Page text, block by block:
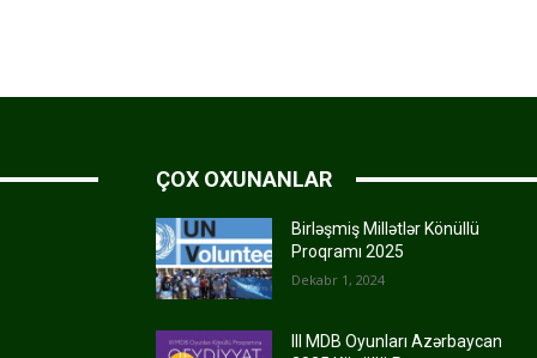
ÇOX OXUNANLAR
Birləşmiş Millətlər Könüllü
Proqramı 2025
Dekabr 1, 2024
III MDB Oyunları Azərbaycan